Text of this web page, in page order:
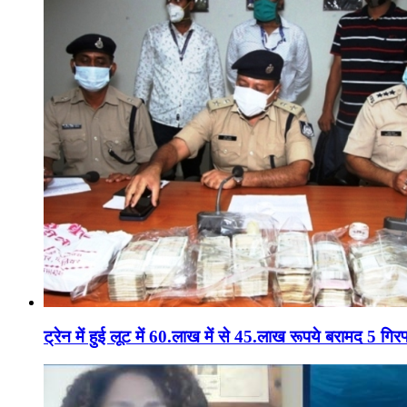
ट्रेन में हुई लूट में 60.लाख में से 45.लाख रूपये बरामद 5